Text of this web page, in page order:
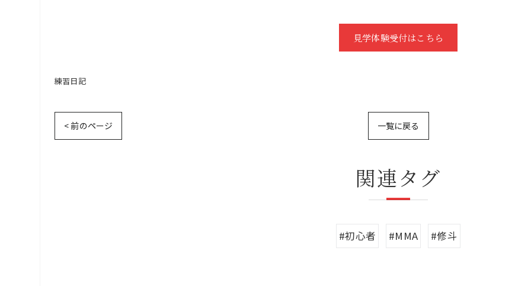
見学体験受付はこちら
練習日記
< 前のページ 一覧に戻る
関連タグ
#初心者 #MMA #修斗